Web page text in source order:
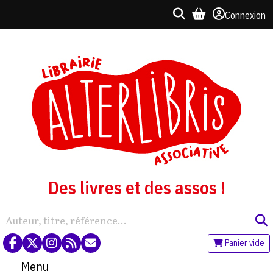
Connexion
Des livres et des assos !
Panier vide
Menu